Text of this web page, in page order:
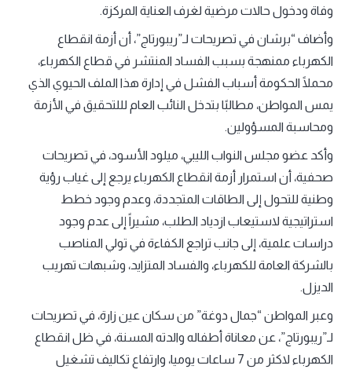
وفاة ودخول حالات مرضية لغرف العناية المركزة.
وأضاف “برشان في تصريحات لـ”ريبورتاج”، أن أزمة انقطاع
الكهرباء ممنهجة بسبب الفساد المنتشر في قطاع الكهرباء،
محملًا الحكومة أسباب الفشل في إدارة هذا الملف الحيوي الذي
يمس المواطن، مطالبًا بتدخل النائب العام لللتحقيق في الأزمة
ومحاسبة المسؤولين.
وأكد عضو مجلس النواب الليبي، ميلود الأسود، في تصريحات
صحفية، أن استمرار أزمة انقطاع الكهرباء يرجع إلى غياب رؤية
وطنية للتحول إلى الطاقات المتجددة، وعدم وجود خطط
استراتيجية لاستيعاب ازدياد الطلب، مشيراً إلى عدم وجود
دراسات علمية، إلى جانب تراجع الكفاءة في تولي المناصب
بالشركة العامة للكهرباء، والفساد المتزايد، وشبهات تهريب
الديزل.
وعبر المواطن “جمال دوغة” من سكان عين زارة، في تصريحات
لـ”ريبورتاج”، عن معاناة أطفاله والدته المسنة، في ظل انقطاع
الكهرباء لاكثر من 7 ساعات يوميا، وارتفاع تكاليف تشغيل